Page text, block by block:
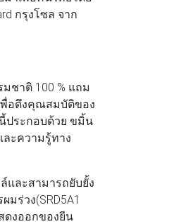
กรุงโซล จาก
าติ 100 % แถม
พื่อดึงคุณสมบัติของ
ประกอบด้วย ขมิ้น
ะความรู้ทาง
ละสามารถยับยั้ง
ร่วง(SRD5A1
ดงออกของยีน